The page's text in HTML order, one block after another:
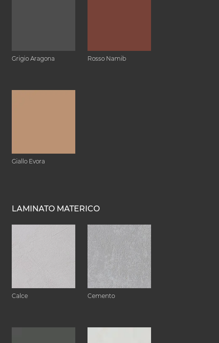
Grigio Aragona Rosso Namib
Giallo Evora
LAMINATO MATERICO
Calce Cemento